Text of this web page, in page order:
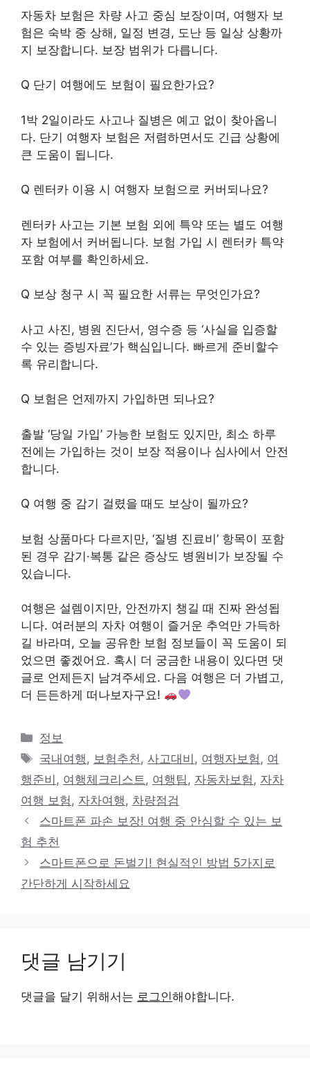
자동차 보험은 차량 사고 중심 보장이며, 여행자 보
험은 숙박 중 상해, 일정 변경, 도난 등 일상 상황까
지 보장합니다. 보장 범위가 다릅니다.
Q 단기 여행에도 보험이 필요한가요?
1박 2일이라도 사고나 질병은 예고 없이 찾아옵니
다. 단기 여행자 보험은 저렴하면서도 긴급 상황에
큰 도움이 됩니다.
Q 렌터카 이용 시 여행자 보험으로 커버되나요?
렌터카 사고는 기본 보험 외에 특약 또는 별도 여행
자 보험에서 커버됩니다. 보험 가입 시 렌터카 특약
포함 여부를 확인하세요.
Q 보상 청구 시 꼭 필요한 서류는 무엇인가요?
사고 사진, 병원 진단서, 영수증 등 ‘사실을 입증할
수 있는 증빙자료’가 핵심입니다. 빠르게 준비할수
록 유리합니다.
Q 보험은 언제까지 가입하면 되나요?
출발 ‘당일 가입’ 가능한 보험도 있지만, 최소 하루
전에는 가입하는 것이 보장 적용이나 심사에서 안전
합니다.
Q 여행 중 감기 걸렸을 때도 보상이 될까요?
보험 상품마다 다르지만, ‘질병 진료비’ 항목이 포함
된 경우 감기·복통 같은 증상도 병원비가 보장될 수
있습니다.
여행은 설렘이지만, 안전까지 챙길 때 진짜 완성됩
니다. 여러분의 자차 여행이 즐거운 추억만 가득하
길 바라며, 오늘 공유한 보험 정보들이 꼭 도움이 되
었으면 좋겠어요. 혹시 더 궁금한 내용이 있다면 댓
글로 언제든지 남겨주세요. 다음 여행은 더 가볍고,
더 든든하게 떠나보자구요!
카
테
리
정보
태
그
국내여행, 보험추천, 사고대비 , 여행자보험, 여
행준비 , 여행체크리스트, 여행팁, 자동차보험, 자차
여행 보험, 자차여행, 차량점검
스마트폰 파손 보장! 여행 중 안심할 수 있는 보
험 추천
스마트폰으로 돈벌기! 현실적인 방법 5가지로
간단하게 시작하세요
댓글 남기기
댓글을 달기 위해서는 로그인해야합니다.